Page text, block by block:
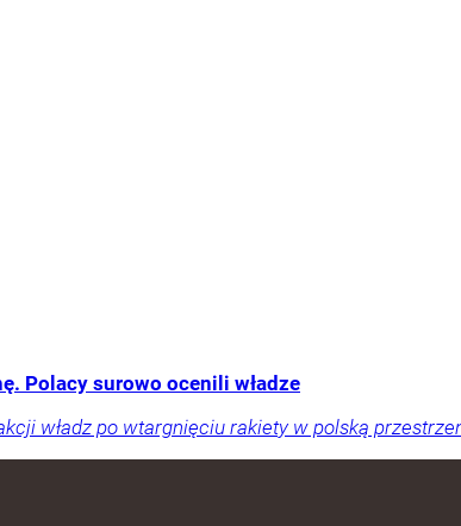
Polacy surowo ocenili władze
władz po wtargnięciu rakiety w polską